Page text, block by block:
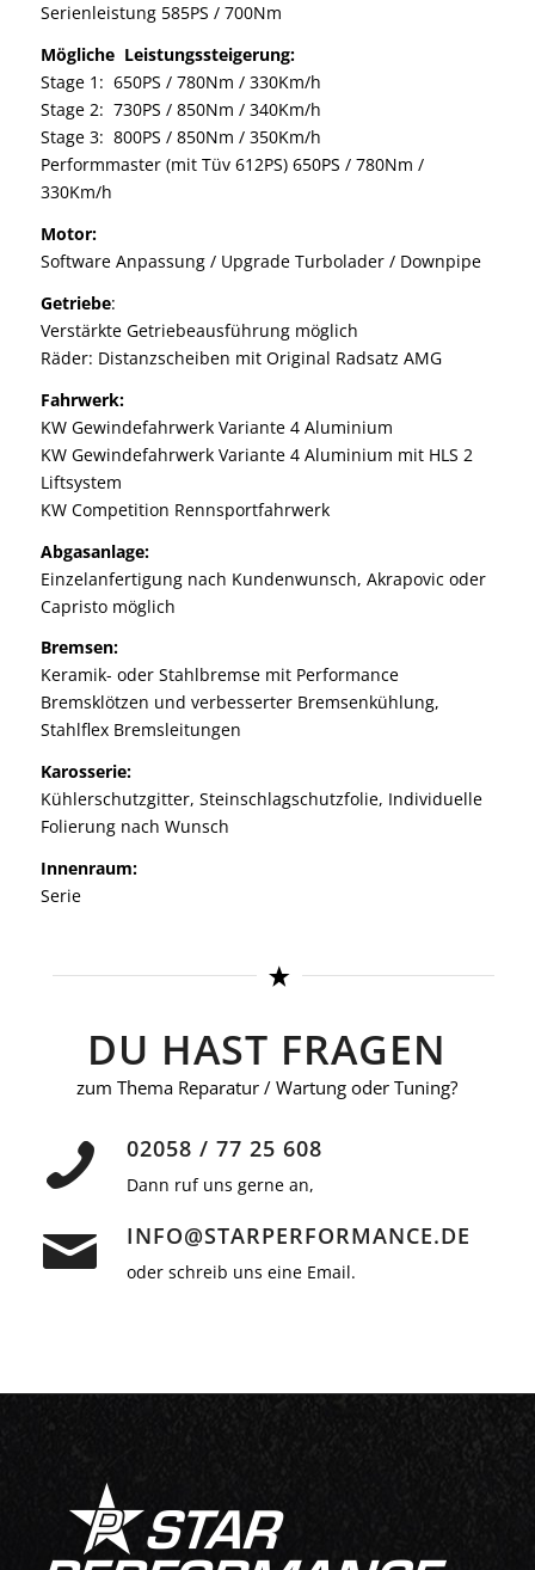
Serienleistung 585PS / 700Nm
Mögliche Leistungssteigerung:
Stage 1: 650PS / 780Nm / 330Km/h
Stage 2: 730PS / 850Nm / 340Km/h
Stage 3: 800PS / 850Nm / 350Km/h
Performmaster (mit Tüv 612PS) 650PS / 780Nm /
330Km/h
Motor:
Software Anpassung / Upgrade Turbolader / Downpipe
Getriebe:
Verstärkte Getriebeausführung möglich
Räder: Distanzscheiben mit Original Radsatz AMG
Fahrwerk:
KW Gewindefahrwerk Variante 4 Aluminium
KW Gewindefahrwerk Variante 4 Aluminium mit HLS 2
Liftsystem
KW Competition Rennsportfahrwerk
Abgasanlage:
Einzelanfertigung nach Kundenwunsch, Akrapovic oder
Capristo möglich
Bremsen:
Keramik- oder Stahlbremse mit Performance
Bremsklötzen und verbesserter Bremsenkühlung,
Stahlflex Bremsleitungen
Karosserie:
Kühlerschutzgitter, Steinschlagschutzfolie, Individuelle
Folierung nach Wunsch
Innenraum:
Serie
DU HAST FRAGEN
zum Thema Reparatur / Wartung oder Tuning?
02058 / 77 25 608
Dann ruf uns gerne an,
INFO@STARPERFORMANCE.DE
oder schreib uns eine Email.